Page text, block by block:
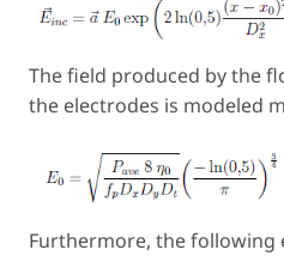
The field produced by the
the electrodes is modeled
Furthermore, the following